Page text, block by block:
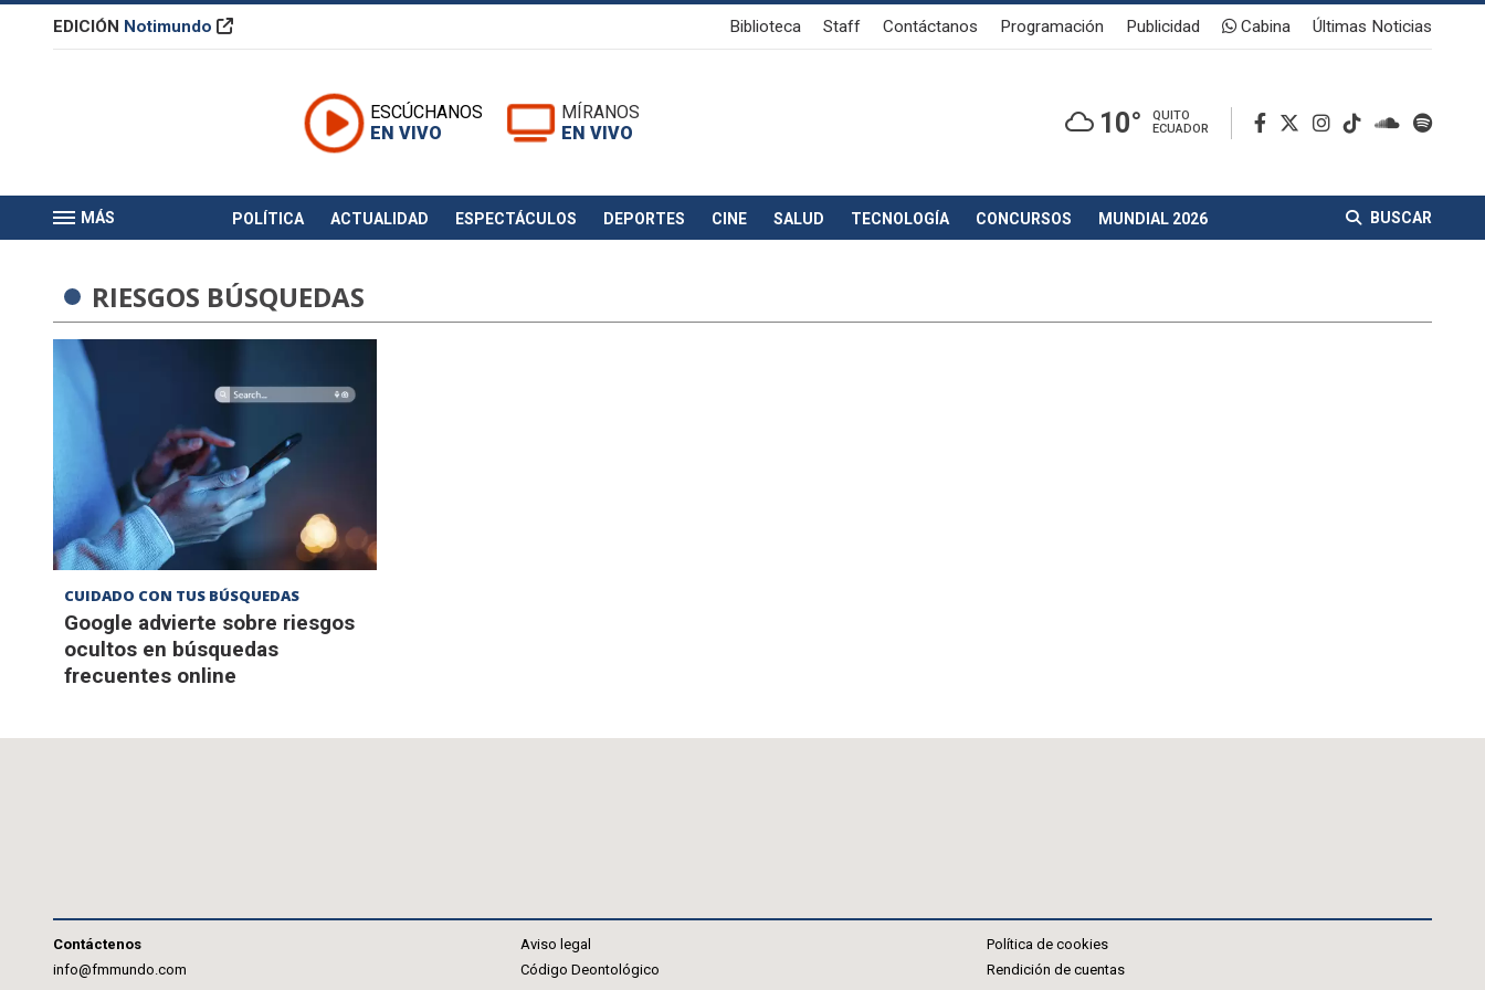
EDICIÓN Notimundo Biblioteca Staff Contáctanos Programación Publicidad Cabina Últimas Noticias
ESCÚCHANOS
EN VIVO
MÍRANOS
EN VIVO
10°
QUITO
ECUADOR
MÁS POLÍTICA ACTUALIDAD ESPECTÁCULOS DEPORTES CINE SALUD TECNOLOGÍA CONCURSOS MUNDIAL 2026 BUSCAR
RIESGOS BÚSQUEDAS
CUIDADO CON TUS BÚSQUEDAS
Google advierte sobre riesgos
ocultos en búsquedas
frecuentes online
Contáctenos
info@fmmundo.com
Aviso legal
Código Deontológico
Política de cookies
Rendición de cuentas